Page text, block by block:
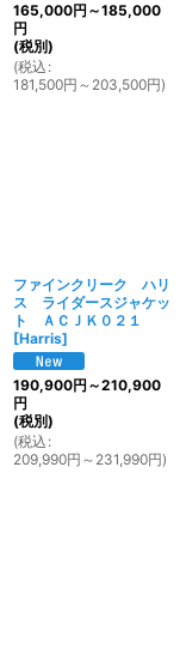
165,000円 ～185,000
円
(税別)
(税込 :
181,500円 ～203,500円)
ファインクリーク ハリ
ス ライダースジャケッ
ト ＡＣＪＫ０２１
[Harris]
190,900円 ～210,900
円
(税別)
(税込 :
209,990円 ～231,990円)